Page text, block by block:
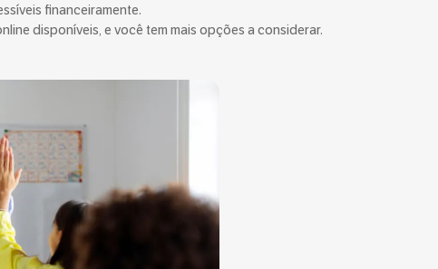
financeiramente.
disponíveis, e você tem mais opções a considerar.